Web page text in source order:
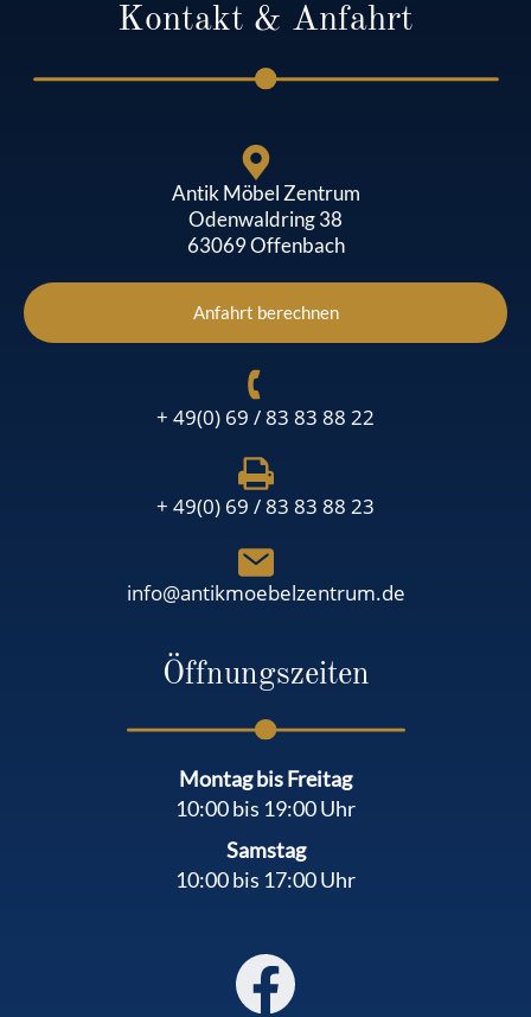
Kontakt & Anfahrt
Antik Möbel Zentrum
Odenwaldring 38
63069 Offenbach
Anfahrt berechnen
+ 49(0) 69 / 83 83 88 22
+ 49(0) 69 / 83 83 88 23
info@antikmoebelzentrum.de
Öffnungszeiten
Montag bis Freitag
10:00 bis 19:00 Uhr
Samstag
10:00 bis 17:00 Uhr